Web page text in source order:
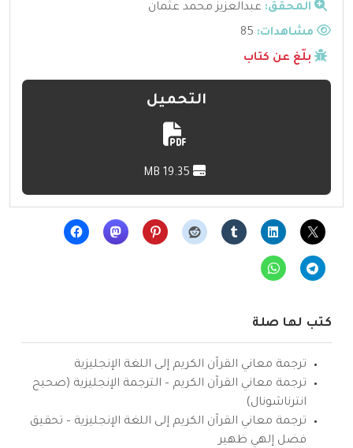
المحقق: عبدالعزيز محمد عثمان
مشاهدات:
بلّغ عن كتاب
التحميل
كتب لها صلة
ترجمة معاني القرآن الكريم إلى اللغة الإنجليزية
ترجمة معاني القرآن الكريم – الترجمة الإنجليزية (صحيح
انترناشونال)
ترجمة معاني القرآن الكريم إلى اللغة الإنجليزية – تحقيق
فضل إلهي ظهير